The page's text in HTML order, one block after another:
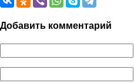
Добавить комментарий